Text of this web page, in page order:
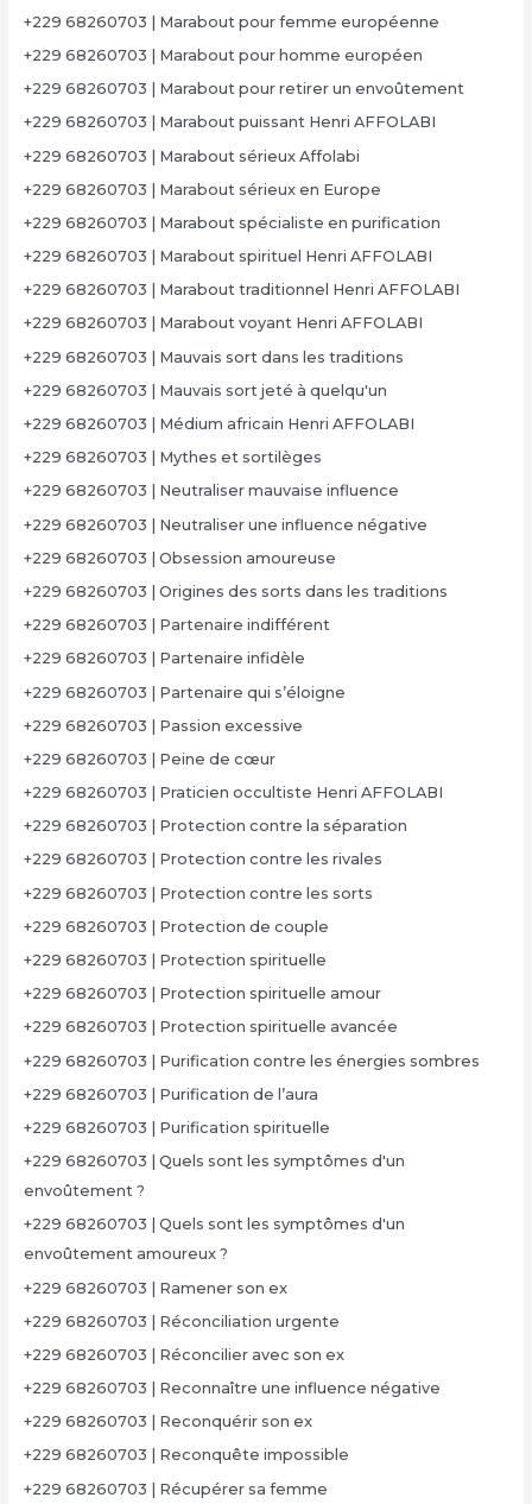
+229 68260703 | Marabout pour femme européenne
+229 68260703 | Marabout pour homme européen
+229 68260703 | Marabout pour retirer un envoûtement
+229 68260703 | Marabout puissant Henri AFFOLABI
+229 68260703 | Marabout sérieux Affolabi
+229 68260703 | Marabout sérieux en Europe
+229 68260703 | Marabout spécialiste en purification
+229 68260703 | Marabout spirituel Henri AFFOLABI
+229 68260703 | Marabout traditionnel Henri AFFOLABI
+229 68260703 | Marabout voyant Henri AFFOLABI
+229 68260703 | Mauvais sort dans les traditions
+229 68260703 | Mauvais sort jeté à quelqu'un
+229 68260703 | Médium africain Henri AFFOLABI
+229 68260703 | Mythes et sortilèges
+229 68260703 | Neutraliser mauvaise influence
+229 68260703 | Neutraliser une influence négative
+229 68260703 | Obsession amoureuse
+229 68260703 | Origines des sorts dans les traditions
+229 68260703 | Partenaire indifférent
+229 68260703 | Partenaire infidèle
+229 68260703 | Partenaire qui s’éloigne
+229 68260703 | Passion excessive
+229 68260703 | Peine de cœur
+229 68260703 | Praticien occultiste Henri AFFOLABI
+229 68260703 | Protection contre la séparation
+229 68260703 | Protection contre les rivales
+229 68260703 | Protection contre les sorts
+229 68260703 | Protection de couple
+229 68260703 | Protection spirituelle
+229 68260703 | Protection spirituelle amour
+229 68260703 | Protection spirituelle avancée
+229 68260703 | Purification contre les énergies sombres
+229 68260703 | Purification de l’aura
+229 68260703 | Purification spirituelle
+229 68260703 | Quels sont les symptômes d'un
envoûtement ?
+229 68260703 | Quels sont les symptômes d'un
envoûtement amoureux ?
+229 68260703 | Ramener son ex
+229 68260703 | Réconciliation urgente
+229 68260703 | Réconcilier avec son ex
+229 68260703 | Reconnaître une influence négative
+229 68260703 | Reconquérir son ex
+229 68260703 | Reconquête impossible
+229 68260703 | Récupérer sa femme